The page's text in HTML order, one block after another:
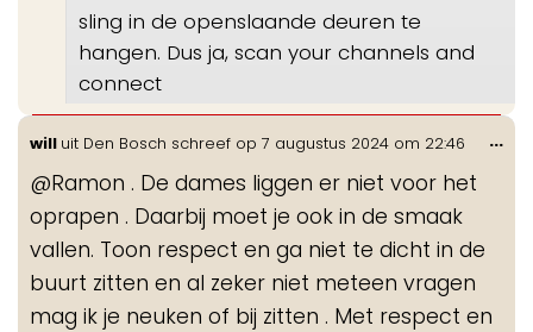
sling in de openslaande deuren te
hangen. Dus ja, scan your channels and
connect
will uit Den Bosch schreef op 7 augustus 2024 om 22:46
@Ramon . De dames liggen er niet voor het
oprapen . Daarbij moet je ook in de smaak
vallen. Toon respect en ga niet te dicht in de
buurt zitten en al zeker niet meteen vragen
mag ik je neuken of bij zitten . Met respect en
...